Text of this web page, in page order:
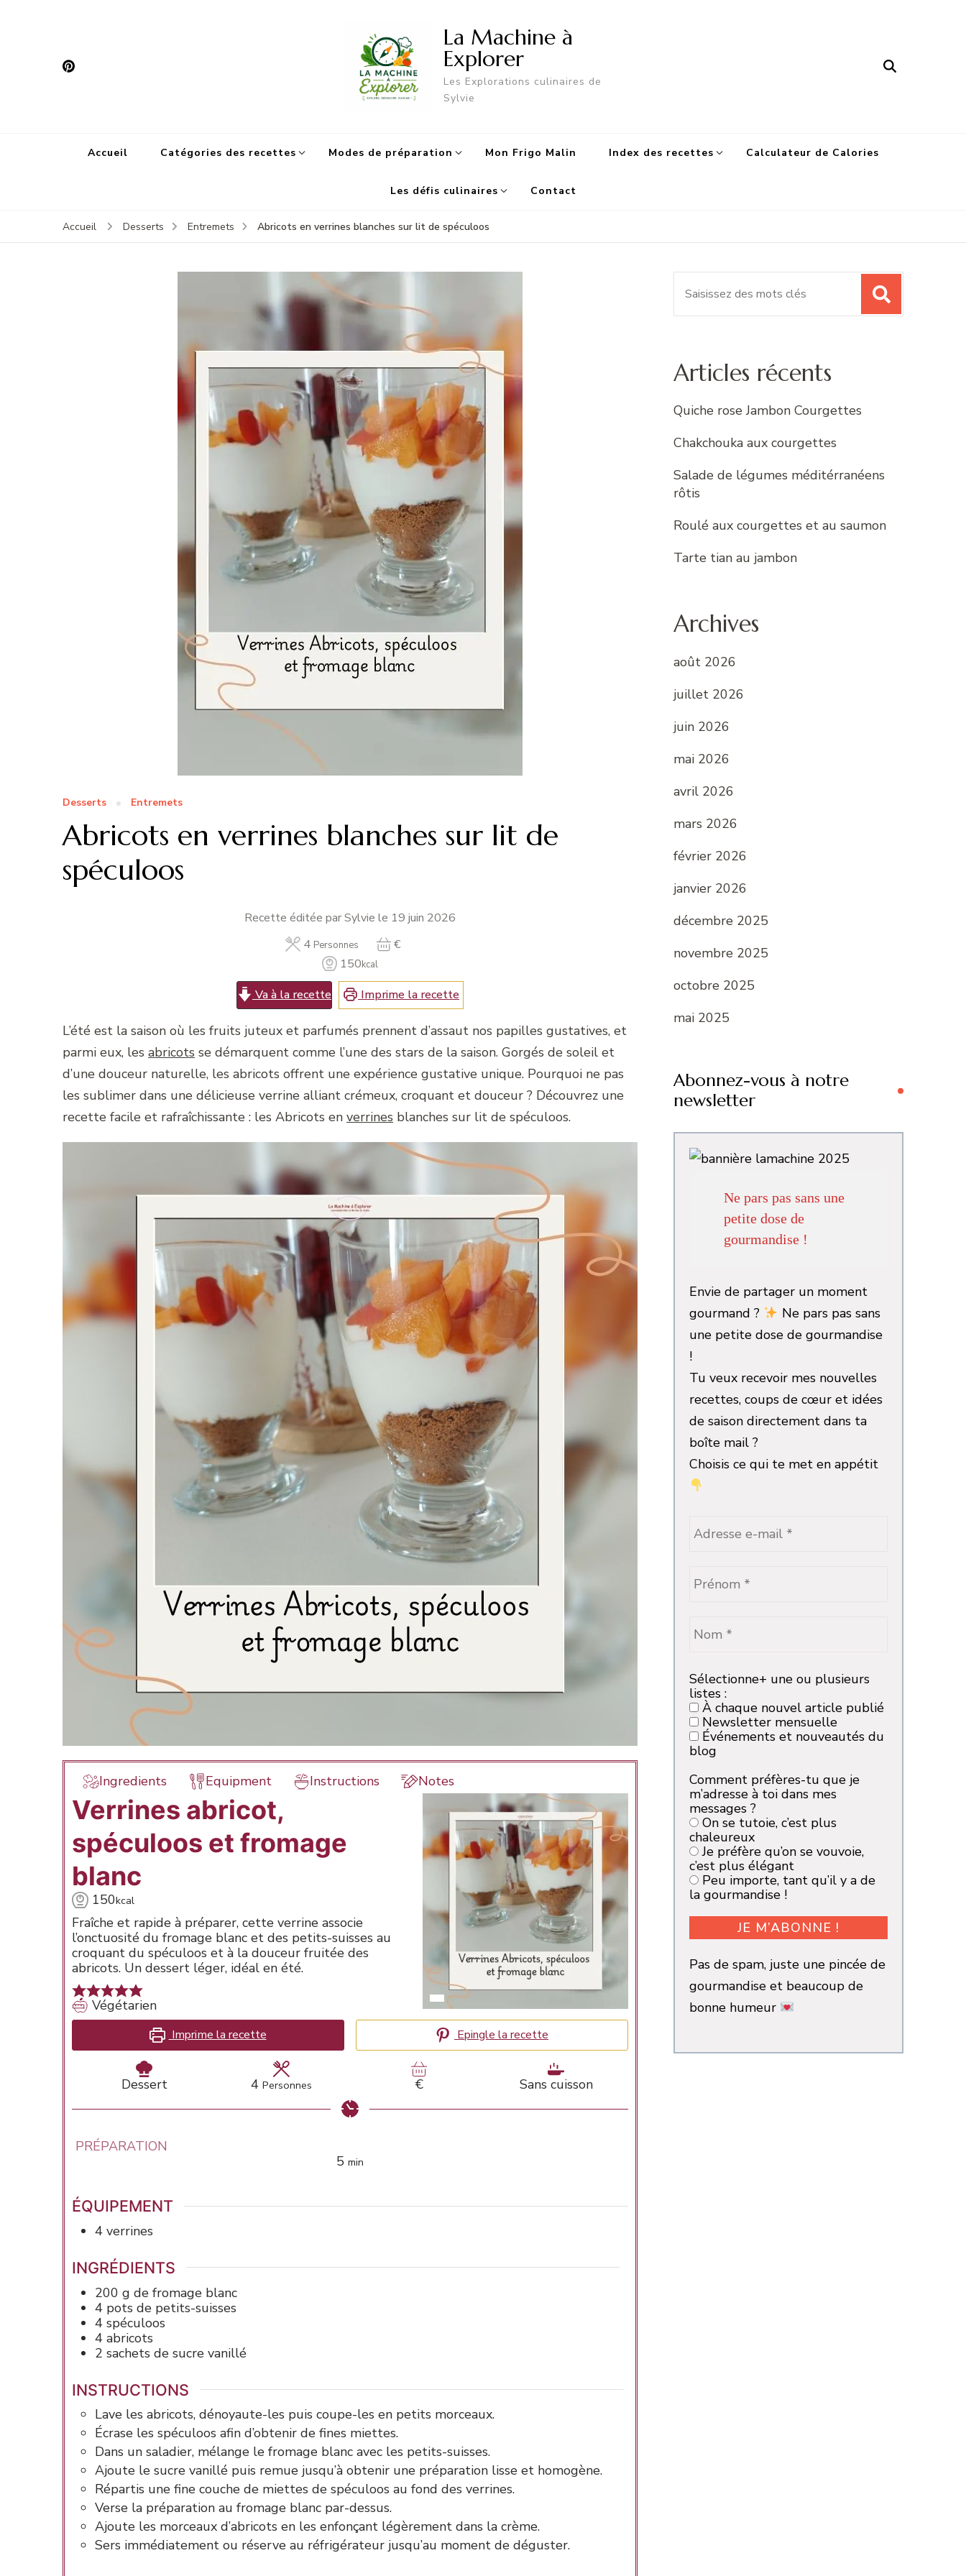
La Machine à
Explorer
Les Explorations culinaires de
Sylvie
Accueil Catégories des recettes Modes de préparation Mon Frigo Malin Index des recettes Calculateur de Calories
Les défis culinaires Contact
Accueil Desserts Entremets Abricots en verrines blanches sur lit de spéculoos
Desserts Entremets
Abricots en verrines blanches sur lit de
spéculoos
Recette éditée par Sylvie le 19 juin 2026
4 Personnes
€
150kcal
Va à la recette Imprime la recette
L’été est la saison où les fruits juteux et parfumés prennent d’assaut nos papilles gustatives, et
parmi eux, les abricots se démarquent comme l’une des stars de la saison. Gorgés de soleil et
d’une douceur naturelle, les abricots offrent une expérience gustative unique. Pourquoi ne pas
les sublimer dans une délicieuse verrine alliant crémeux, croquant et douceur ? Découvrez une
recette facile et rafraîchissante : les Abricots en verrines blanches sur lit de spéculoos.
Ingredients Equipment Instructions Notes
Verrines abricot,
spéculoos et fromage
blanc
150kcal
Fraîche et rapide à préparer, cette verrine associe
l’onctuosité du fromage blanc et des petits-suisses au
croquant du spéculoos et à la douceur fruitée des
abricots. Un dessert léger, idéal en été.
Végétarien
Imprime la recette Epingle la recette
Dessert 4 Personnes € Sans cuisson
PRÉPARATION
5 minutes
min
ÉQUIPEMENT
4 verrines
INGRÉDIENTS
200 g de fromage blanc
4 pots de petits-suisses
4 spéculoos
4 abricots
2 sachets de sucre vanillé
INSTRUCTIONS
Lave les abricots, dénoyaute-les puis coupe-les en petits morceaux.
Écrase les spéculoos afin d’obtenir de fines miettes.
Dans un saladier, mélange le fromage blanc avec les petits-suisses.
Ajoute le sucre vanillé puis remue jusqu’à obtenir une préparation lisse et homogène.
Répartis une fine couche de miettes de spéculoos au fond des verrines.
Verse la préparation au fromage blanc par-dessus.
Ajoute les morceaux d’abricots en les enfonçant légèrement dans la crème.
Sers immédiatement ou réserve au réfrigérateur jusqu’au moment de déguster.
Articles récents
Quiche rose Jambon Courgettes
Chakchouka aux courgettes
Salade de légumes méditérranéens
rôtis
Roulé aux courgettes et au saumon
Tarte tian au jambon
Archives
août 2026
juillet 2026
juin 2026
mai 2026
avril 2026
mars 2026
février 2026
janvier 2026
décembre 2025
novembre 2025
octobre 2025
mai 2025
Abonnez-vous à notre
newsletter
Ne pars pas sans une
petite dose de
gourmandise !
Envie de partager un moment
gourmand ?
Ne pars pas sans
une petite dose de gourmandise
!
Tu veux recevoir mes nouvelles
recettes, coups de cœur et idées
de saison directement dans ta
boîte mail ?
Choisis ce qui te met en appétit
Sélectionne+ une ou plusieurs
listes :
À chaque nouvel article publié
Newsletter mensuelle
Événements et nouveautés du
blog
Comment préfères-tu que je
m’adresse à toi dans mes
messages ?
On se tutoie, c’est plus
chaleureux
Je préfère qu’on se vouvoie,
c’est plus élégant
la gourmandise !
Pas de spam, juste une pincée de
gourmandise et beaucoup de
bonne humeur